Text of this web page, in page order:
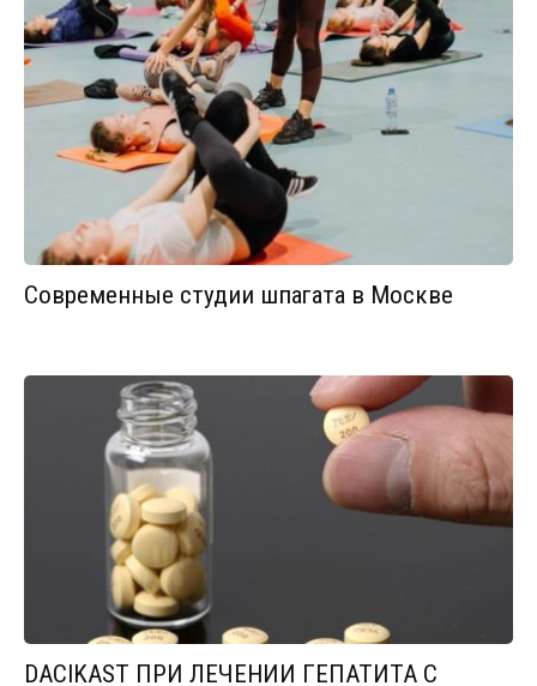
Современные студии шпагата в Москве
DACIKAST ПРИ ЛЕЧЕНИИ ГЕПАТИТА С